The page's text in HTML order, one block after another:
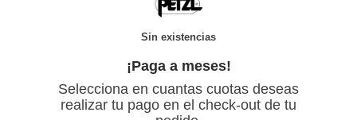
Sin existencias
¡Paga a meses!
Selecciona en cuantas cuotas deseas
realizar tu pago en el check-out de tu